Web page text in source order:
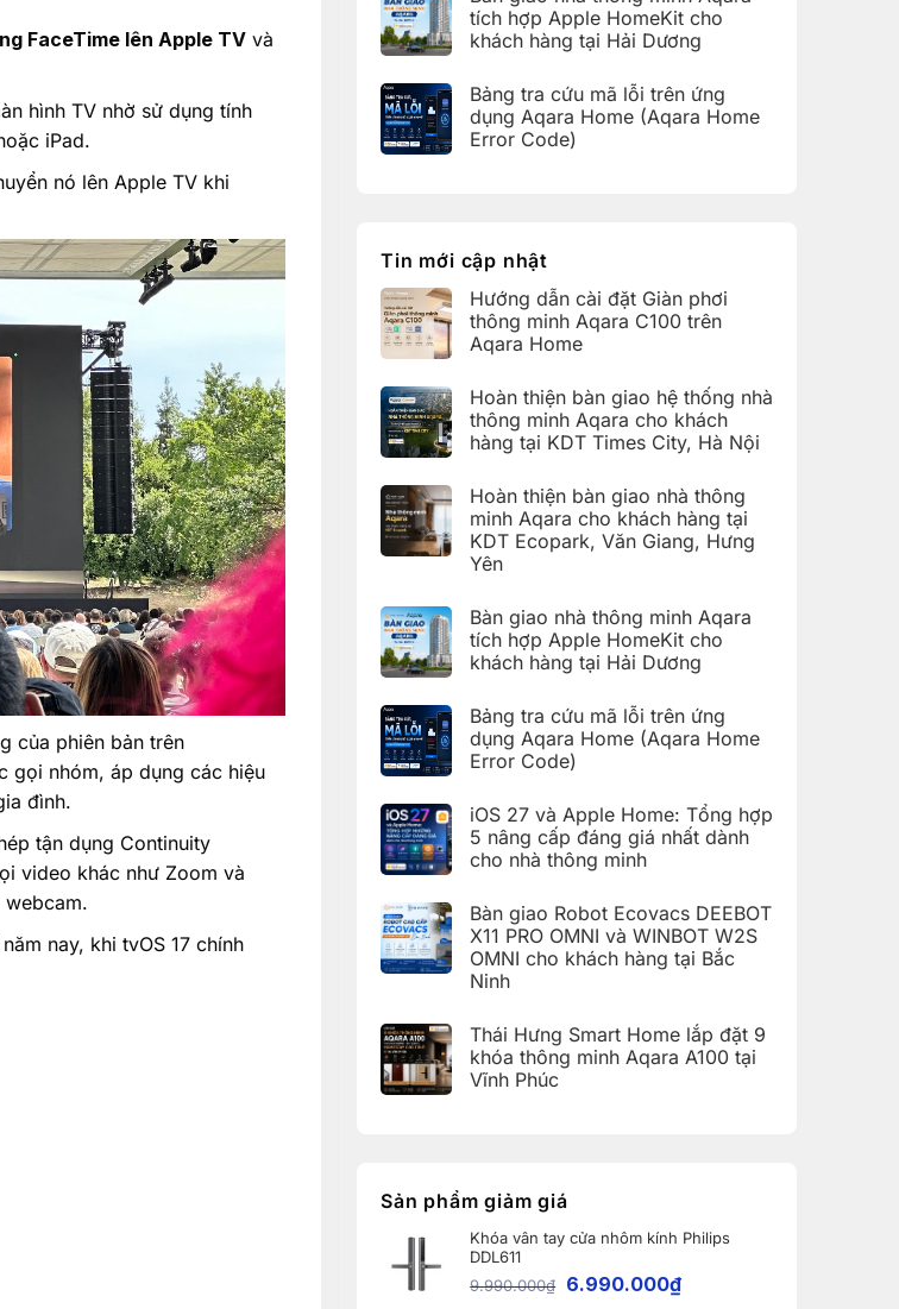
FaceTime lên Apple TVvà
hình TV nhờ sử dụng tính
iPad.
nó lên Apple TV khi
của phiên bản trên
gọi nhóm, áp dụng các hiệu
đình.
tận dụng Continuity
video khác như Zoom và
webcam.
nay, khi tvOS 17 chính
Home
nhà
thông
minh
khách
hàng
tại
KDT
luận
ở
Hoàn
giao
nhà
thông
minh
Aqara
Văn
Giang,
Hưng
Yên
tích hợp Apple HomeKit cho
khách hàng tại Hải Dương
bình
luận
ở
Bàn
hợp
Apple
cho
khách
hàng
tại
Bảng tra cứu mã lỗi trên ứng
dụng Aqara Home (Aqara Home
Error Code)
tra
cứu
lỗi
trên
ứng
dụng
(Aqara
Home
Error
Code)
Tin mới cập nhật
Hướng dẫn cài đặt Giàn phơi
thông minh Aqara C100 trên
Aqara Home
bình
luận
ở
Hướng
đặt
Giàn
phơi
thông
minh
Aqara
Aqara
Home
Hoàn thiện bàn giao hệ thống nhà
thông minh Aqara cho khách
hàng tại KDT Times City, Hà Nội
bình
luận
ở
Hoàn
thiện
bàn
thống
nhà
thông
minh
khách
hàng
tại
KDT
Hà
Nội
Hoàn thiện bàn giao nhà thông
minh Aqara cho khách hàng tại
KDT Ecopark, Văn Giang, Hưng
Yên
bình
luận
ở
Hoàn
giao
nhà
thông
minh
Aqara
khách
hàng
tại
KDT
Ecopark,
Hưng
Yên
Bàn giao nhà thông minh Aqara
tích hợp Apple HomeKit cho
khách hàng tại Hải Dương
bình
luận
ở
Bàn
thông
minh
Aqara
tích
hợp
HomeKit
cho
khách
hàng
tại
Hải
Bảng tra cứu mã lỗi trên ứng
dụng Aqara Home (Aqara Home
Error Code)
bình
luận
ở
Bảng
mã
lỗi
trên
ứng
dụng
Aqara
Home
Error
Code)
iOS 27 và Apple Home: Tổng hợp
5 nâng cấp đáng giá nhất dành
cho nhà thông minh
bình
luận
ở
iOS
27
và
Home:
Tổng
hợp
5
nâng
thông
Bàn giao Robot Ecovacs DEEBOT
X11 PRO OMNI và WINBOT W2S
OMNI cho khách hàng tại Bắc
Ninh
bình
luận
ở
Bàn
OMNI
và
W2S
OMNI
cho
khách
Thái Hưng Smart Home lắp đặt 9
khóa thông minh Aqara A100 tại
Vĩnh Phúc
Hưng
Smart
lắp
đặt
khóa
Sản phẩm giảm giá
Khóa vân tay cửa nhôm kính Philips
DDL611
9.990.000₫ 6.990.000₫